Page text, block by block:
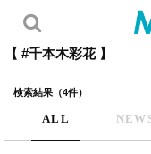
【 #千本木彩花 】
検索結果（4件）
ALL